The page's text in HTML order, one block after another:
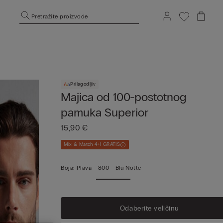
Pretražite proizvode
Prilagodljiv
Majica od 100-postotnog
pamuka Superior
15,90 €
Mix & Match 4+1 GRATIS
Boja: Plava - 800 - Blu Notte
Odaberite veličinu